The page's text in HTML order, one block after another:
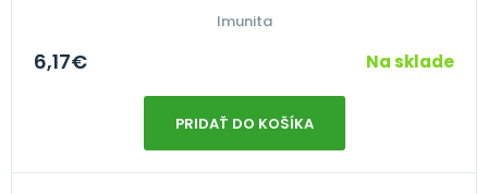
Imunita
6,17€ Na sklade
PRIDAŤ DO KOŠÍKA